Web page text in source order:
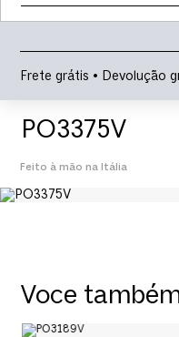
Frete grátis • Devolução
PO3375V
Feito à mão na Itália
Voce